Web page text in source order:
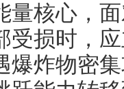
量核心，
受损时，
爆炸物密